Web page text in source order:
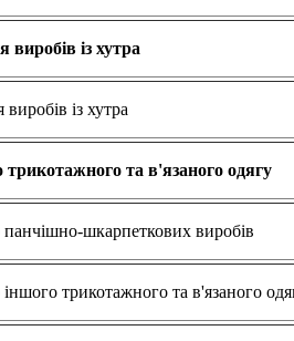
виробів із хутра
із хутра
та в'язаного одягу
шкарпеткових виробів
трикотажного та в'язаного